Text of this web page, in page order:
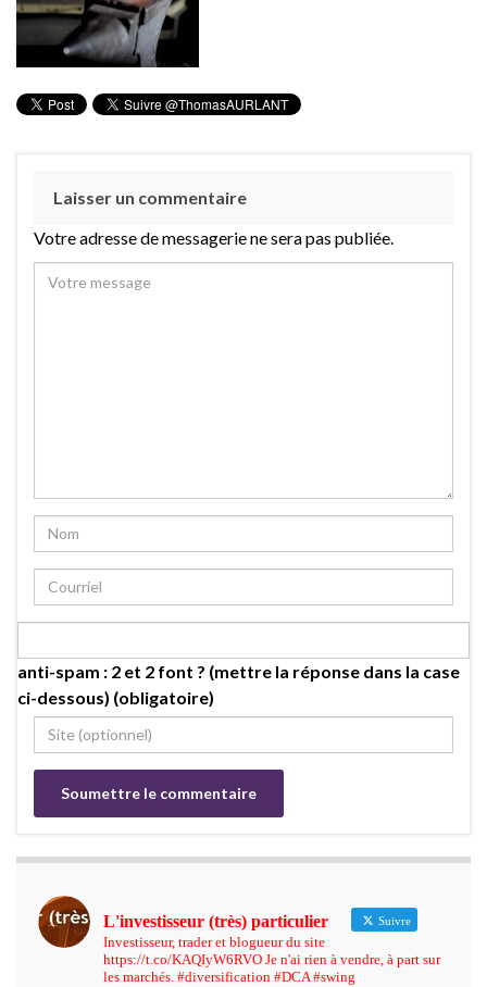
Laisser un commentaire
Votre adresse de messagerie ne sera pas publiée.
anti-spam : 2 et 2 font ? (mettre la réponse dans la case
ci-dessous) (obligatoire)
L'investisseur (très) particulier Suivre
Investisseur, trader et blogueur du site
https://t.co/KAQIyW6RVO Je n'ai rien à vendre, à part sur
les marchés. #diversification #DCA #swing